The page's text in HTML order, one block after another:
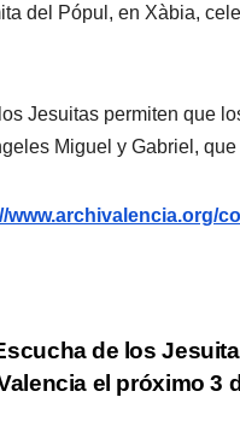
del Pópul, en Xàbia,
Jesuitas permiten que
Miguel y Gabriel,
www.archivalencia.org/
de los
el próximo 3